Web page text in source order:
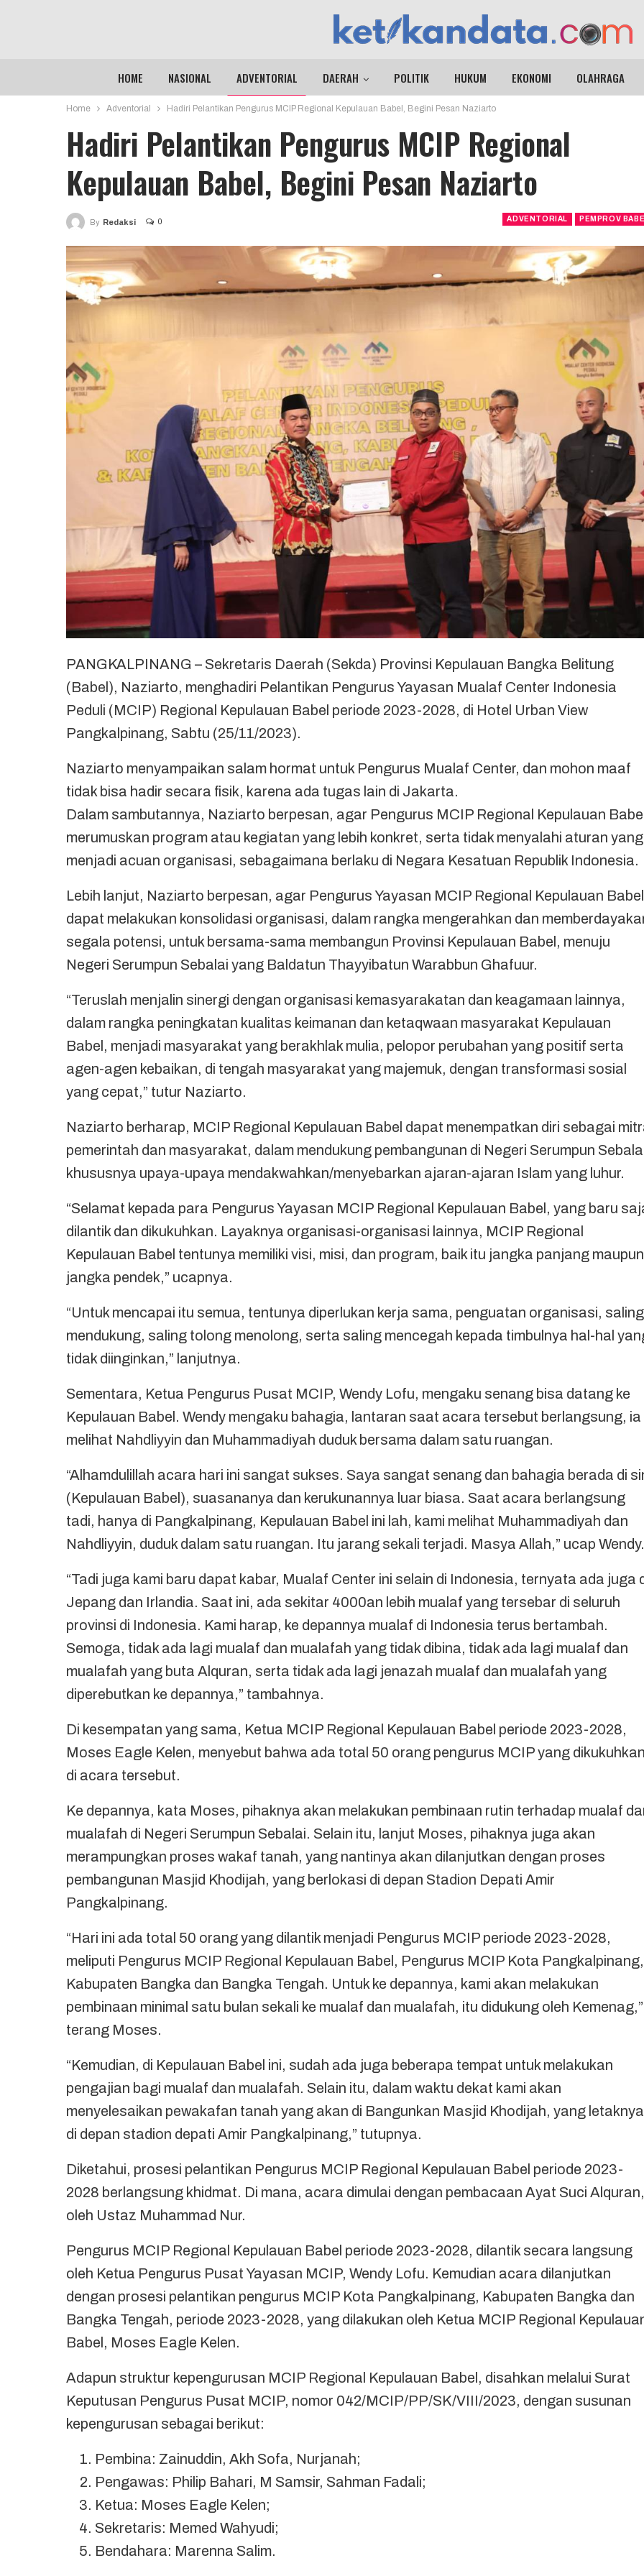
HOME NASIONAL ADVENTORIAL DAERAH POLITIK HUKUM EKONOMI OLAHRAGA
Home Adventorial Hadiri Pelantikan Pengurus MCIP Regional Kepulauan Babel, Begini Pesan Naziarto
Hadiri Pelantikan Pengurus MCIP Regional
Kepulauan Babel, Begini Pesan Naziarto
ADVENTORIAL PEMPROV
By Redaksi 0
PANGKALPINANG – Sekretaris Daerah (Sekda) Provinsi Kepulauan Bangka Belitung
(Babel), Naziarto, menghadiri Pelantikan Pengurus Yayasan Mualaf Center Indonesia
Peduli (MCIP) Regional Kepulauan Babel periode 2023-2028, di Hotel Urban View
Pangkalpinang, Sabtu (25/11/2023).
Naziarto menyampaikan salam hormat untuk Pengurus Mualaf Center, dan mohon maaf
tidak bisa hadir secara fisik, karena ada tugas lain di Jakarta.
Dalam sambutannya, Naziarto berpesan, agar Pengurus MCIP Regional Kepulauan
merumuskan program atau kegiatan yang lebih konkret, serta tidak menyalahi aturan yang
menjadi acuan organisasi, sebagaimana berlaku di Negara Kesatuan Republik Indonesia.
Lebih lanjut, Naziarto berpesan, agar Pengurus Yayasan MCIP Regional Kepulauan
dapat melakukan konsolidasi organisasi, dalam rangka mengerahkan dan
segala potensi, untuk bersama-sama membangun Provinsi Kepulauan Babel, menuju
Negeri Serumpun Sebalai yang Baldatun Thayyibatun Warabbun Ghafuur.
“Teruslah menjalin sinergi dengan organisasi kemasyarakatan dan keagamaan lainnya,
dalam rangka peningkatan kualitas keimanan dan ketaqwaan masyarakat Kepulauan
Babel, menjadi masyarakat yang berakhlak mulia, pelopor perubahan yang positif serta
agen-agen kebaikan, di tengah masyarakat yang majemuk, dengan transformasi sosial
yang cepat,” tutur Naziarto.
Naziarto berharap, MCIP Regional Kepulauan Babel dapat menempatkan diri sebagai
pemerintah dan masyarakat, dalam mendukung pembangunan di Negeri Serumpun
khususnya upaya-upaya mendakwahkan/menyebarkan ajaran-ajaran Islam yang luhur.
“Selamat kepada para Pengurus Yayasan MCIP Regional Kepulauan Babel, yang baru
dilantik dan dikukuhkan. Layaknya organisasi-organisasi lainnya, MCIP Regional
Kepulauan Babel tentunya memiliki visi, misi, dan program, baik itu jangka panjang maupun
jangka pendek,” ucapnya.
“Untuk mencapai itu semua, tentunya diperlukan kerja sama, penguatan organisasi, saling
mendukung, saling tolong menolong, serta saling mencegah kepada timbulnya hal-hal
tidak diinginkan,” lanjutnya.
Sementara, Ketua Pengurus Pusat MCIP, Wendy Lofu, mengaku senang bisa datang ke
Kepulauan Babel. Wendy mengaku bahagia, lantaran saat acara tersebut berlangsung, ia
melihat Nahdliyyin dan Muhammadiyah duduk bersama dalam satu ruangan.
“Alhamdulillah acara hari ini sangat sukses. Saya sangat senang dan bahagia berada di
(Kepulauan Babel), suasananya dan kerukunannya luar biasa. Saat acara berlangsung
tadi, hanya di Pangkalpinang, Kepulauan Babel ini lah, kami melihat Muhammadiyah dan
Nahdliyyin, duduk dalam satu ruangan. Itu jarang sekali terjadi. Masya Allah,” ucap Wendy.
“Tadi juga kami baru dapat kabar, Mualaf Center ini selain di Indonesia, ternyata ada juga
Jepang dan Irlandia. Saat ini, ada sekitar 4000an lebih mualaf yang tersebar di seluruh
provinsi di Indonesia. Kami harap, ke depannya mualaf di Indonesia terus bertambah.
Semoga, tidak ada lagi mualaf dan mualafah yang tidak dibina, tidak ada lagi mualaf dan
mualafah yang buta Alquran, serta tidak ada lagi jenazah mualaf dan mualafah yang
diperebutkan ke depannya,” tambahnya.
Di kesempatan yang sama, Ketua MCIP Regional Kepulauan Babel periode 2023-2028,
Moses Eagle Kelen, menyebut bahwa ada total 50 orang pengurus MCIP yang dikukuhkan
di acara tersebut.
Ke depannya, kata Moses, pihaknya akan melakukan pembinaan rutin terhadap mualaf
mualafah di Negeri Serumpun Sebalai. Selain itu, lanjut Moses, pihaknya juga akan
merampungkan proses wakaf tanah, yang nantinya akan dilanjutkan dengan proses
pembangunan Masjid Khodijah, yang berlokasi di depan Stadion Depati Amir
Pangkalpinang.
“Hari ini ada total 50 orang yang dilantik menjadi Pengurus MCIP periode 2023-2028,
meliputi Pengurus MCIP Regional Kepulauan Babel, Pengurus MCIP Kota Pangkalpinang,
Kabupaten Bangka dan Bangka Tengah. Untuk ke depannya, kami akan melakukan
pembinaan minimal satu bulan sekali ke mualaf dan mualafah, itu didukung oleh Kemenag,”
terang Moses.
“Kemudian, di Kepulauan Babel ini, sudah ada juga beberapa tempat untuk melakukan
pengajian bagi mualaf dan mualafah. Selain itu, dalam waktu dekat kami akan
menyelesaikan pewakafan tanah yang akan di Bangunkan Masjid Khodijah, yang letaknya
di depan stadion depati Amir Pangkalpinang,” tutupnya.
Diketahui, prosesi pelantikan Pengurus MCIP Regional Kepulauan Babel periode 2023-
2028 berlangsung khidmat. Di mana, acara dimulai dengan pembacaan Ayat Suci Alquran,
oleh Ustaz Muhammad Nur.
Pengurus MCIP Regional Kepulauan Babel periode 2023-2028, dilantik secara langsung
oleh Ketua Pengurus Pusat Yayasan MCIP, Wendy Lofu. Kemudian acara dilanjutkan
dengan prosesi pelantikan pengurus MCIP Kota Pangkalpinang, Kabupaten Bangka dan
Bangka Tengah, periode 2023-2028, yang dilakukan oleh Ketua MCIP Regional
Babel, Moses Eagle Kelen.
Adapun struktur kepengurusan MCIP Regional Kepulauan Babel, disahkan melalui Surat
Keputusan Pengurus Pusat MCIP, nomor 042/MCIP/PP/SK/VIII/2023, dengan susunan
kepengurusan sebagai berikut:
Pembina: Zainuddin, Akh Sofa, Nurjanah;
Pengawas: Philip Bahari, M Samsir, Sahman Fadali;
Ketua: Moses Eagle Kelen;
Sekretaris: Memed Wahyudi;
Bendahara: Marenna Salim.